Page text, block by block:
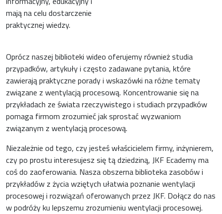
mają na celu dostarczenie
praktycznej wiedzy.
Oprócz naszej biblioteki wideo oferujemy również studia
przypadków, artykuły i często zadawane pytania, które
zawierają praktyczne porady i wskazówki na różne tematy
związane z wentylacją procesową. Koncentrowanie się na
przykładach ze świata rzeczywistego i studiach przypadków
pomaga firmom zrozumieć jak sprostać wyzwaniom
związanym z wentylacją procesową.
Niezależnie od tego, czy jesteś właścicielem firmy, inżynierem,
czy po prostu interesujesz się tą dziedziną, JKF Ecademy ma
coś do zaoferowania. Nasza obszerna biblioteka zasobów i
przykładów z życia wziętych ułatwia poznanie wentylacji
procesowej i rozwiązań oferowanych przez JKF. Dołącz do nas
w podróży ku lepszemu zrozumieniu wentylacji procesowej.